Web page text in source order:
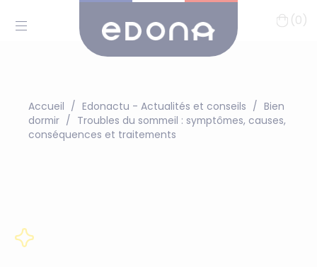
(0)
Accueil Edonactu - Actualités et conseils
Bien
dormir
Troubles du sommeil : symptômes, causes,
conséquences et traitements